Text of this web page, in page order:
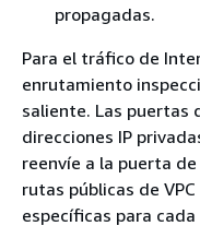
propagadas.
Para el tráfico de
enrutamiento
saliente. Las puertas
direcciones IP
reenvíe a la puerta
rutas públicas de
específicas para